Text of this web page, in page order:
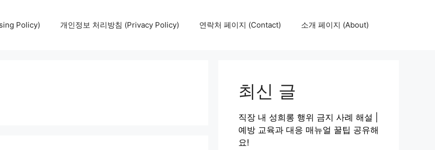
Policy) 개인정보 처리방침 (Privacy Policy) 연락처 페이지 (Contact) 소개 페이지 (About)
최신 글
직장 내 성희롱 행위 금지 사례 해설 |
예방 교육과 대응 매뉴얼 꿀팁 공유해
요!